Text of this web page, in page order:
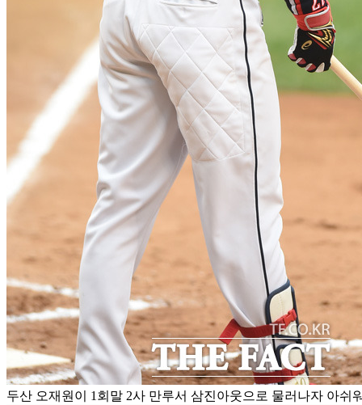
두산 오재원이 1회말 2사 만루서 삼진아웃으로 물러나자 아쉬